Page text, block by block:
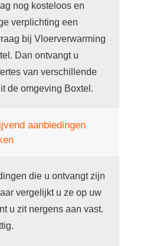
nog kosteloos en
verplichting een
bij Vloerverwarming
Dan ontvangt u
van verschillende
de omgeving Boxtel.
aanbiedingen
die u ontvangt zijn
vergelijkt u ze op uw
u zit nergens aan vast.